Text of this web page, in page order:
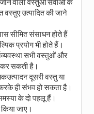
उत्पादित की जाने
सीमित संसाधन होते हैं
प्रयोग भी होते हैं।
सभी वस्तुओं और
कर सकती है।
दूसरी वस्तु या
ही संभव हो सकता है।
के दो पहलू हैं।
जाए।